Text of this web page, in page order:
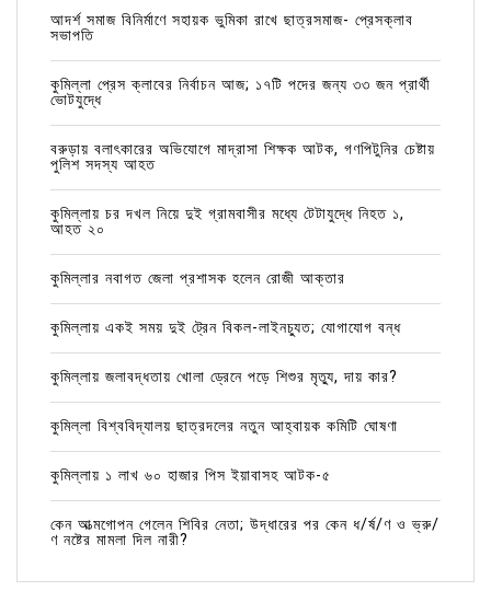
আদর্শ সমাজ বিনির্মাণে সহায়ক ভুমিকা রাখে ছাত্রসমাজ- প্রেসক্লাব
সভাপতি
কুমিল্লা প্রেস ক্লাবের নির্বাচন আজ; ১৭টি পদের জন্য ৩৩ জন প্রার্থী
ভোটযুদ্ধে
বরুড়ায় বলাৎকারের অভিযোগে মাদ্রাসা শিক্ষক আটক, গণপিটুনির চেষ্টায়
পুলিশ সদস্য আহত
কুমিল্লায় চর দখল নিয়ে দুই গ্রামবাসীর মধ্যে টেটাযুদ্ধে নিহত ১,
আহত ২০
কুমিল্লার নবাগত জেলা প্রশাসক হলেন রোজী আক্তার
কুমিল্লায় একই সময় দুই ট্রেন বিকল-লাইনচ্যুত; যোগাযোগ বন্ধ
কুমিল্লায় জলাবদ্ধতায় খোলা ড্রেনে পড়ে শিশুর মৃত্যু, দায় কার?
কুমিল্লা বিশ্ববিদ্যালয় ছাত্রদলের নতুন আহ্বায়ক কমিটি ঘোষণা
কুমিল্লায় ১ লাখ ৬০ হাজার পিস ইয়াবাসহ আটক-৫
কেন আত্মগোপন গেলেন শিবির নেতা; উদ্ধারের পর কেন ধ/র্ষ/ণ ও ভ্রু/
ণ নষ্টের মামলা দিল নারী?